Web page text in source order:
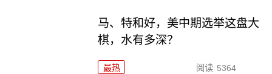
马、特和好，美中期选举这盘大
棋，水有多深？
最热 阅读 5364